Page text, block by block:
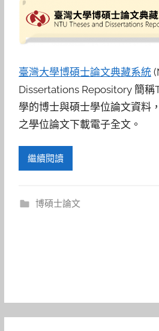
臺灣大學博碩士論文典藏系統
Dissertations Repository 簡稱
學的博士與碩士學位論文資料
之學位論文下載電子全文。
繼續閱讀
博碩士論文